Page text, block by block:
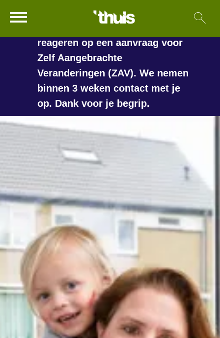
Naar hoofdinhoud
Naar hoofdnavigatiemenu
Naar zoeken
Naar de homepage
Ga naar Hoofd
langer duren voordat we
reageren op een aanvraag voor
Zelf Aangebrachte
Veranderingen (ZAV). We nemen
binnen 3 weken contact met je
op. Dank voor je begrip.